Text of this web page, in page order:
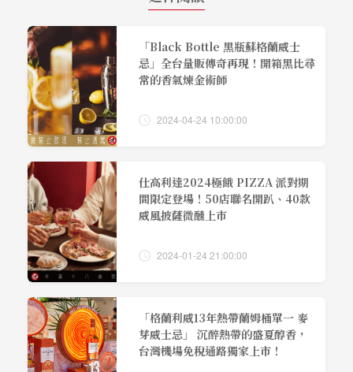
「Black Bottle 黑瓶蘇格蘭威士
忌」全台量販傳奇再現！開箱黑比尋
常的香氣煉金術師
2024-04-24 10:00:00
仕高利達2024極餓 PIZZA 派對期
間限定登場！50店聯名開趴、40款
威風披薩微醺上市
2024-01-24 21:00:00
「格蘭利威13年熱帶蘭姆桶單一 麥
芽威士忌」 沉醉熱帶的盛夏醇香，
台灣機場免稅通路獨家上市！